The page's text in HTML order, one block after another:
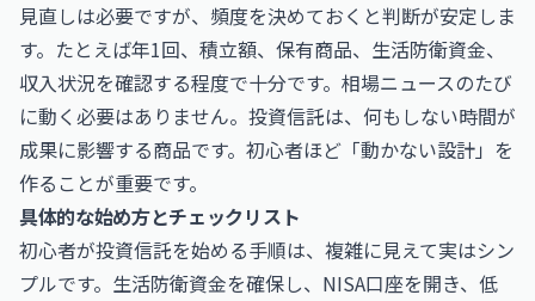
見直しは必要ですが、頻度を決めておくと判断が安定しま
す。たとえば年1回、積立額、保有商品、生活防衛資金、
収入状況を確認する程度で十分です。相場ニュースのたび
に動く必要はありません。投資信託は、何もしない時間が
成果に影響する商品です。初心者ほど「動かない設計」を
作ることが重要です。
具体的な始め方とチェックリスト
初心者が投資信託を始める手順は、複雑に見えて実はシン
プルです。生活防衛資金を確保し、NISA口座を開き、低